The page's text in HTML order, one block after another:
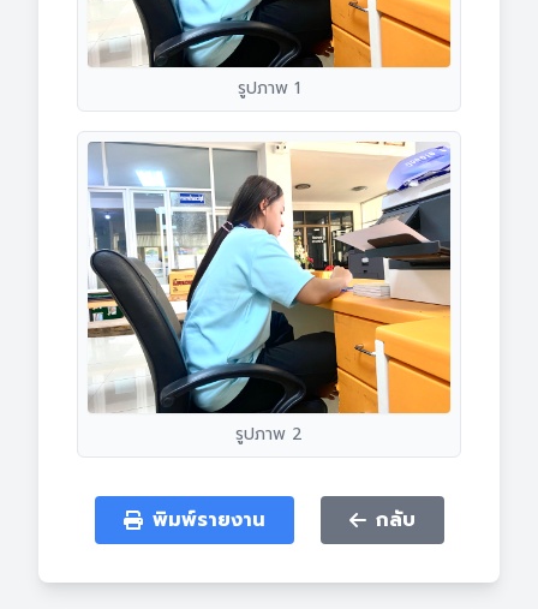
รูปภาพ 1
รูปภาพ 2
พิมพ์รายงาน กลับ